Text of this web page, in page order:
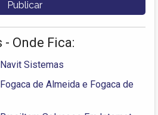
Onde Fica:
Navit Sistemas
Fogaca de Almeida e Fogaca de